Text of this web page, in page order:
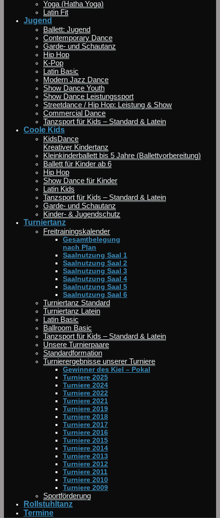
Yoga (Hatha Yoga)
Latin Fit
Jugend
Ballett: Jugend
Contemporary Dance
Garde- und Schautanz
Hip Hop
K-Pop
Latin Basic
Modern Jazz Dance
Show Dance Youth
Show Dance Leistungssport
Streetdance / Hip Hop: Leistung & Show
Commercial Dance
Tanzsport für Kids – Standard & Latein
Coole Kids
KidsDance
Kreativer Kindertanz
Kleinkinderballett bis 5 Jahre (Ballettvorbereitung)
Ballett für Kinder ab 6
Hip Hop
Show Dance für Kinder
Latin Kids
Tanzsport für Kids – Standard & Latein
Garde- und Schautanz
Kinder- & Jugendschutz
Turniertanz
Freitrainingskalender
Gesamtbelegung
nach Plan
Saalnutzung Saal 1
Saalnutzung Saal 2
Saalnutzung Saal 3
Saalnutzung Saal 4
Saalnutzung Saal 5
Saalnutzung Saal 6
Turniertanz Standard
Turniertanz Latein
Latin Basic
Ballroom Basic
Tanzsport für Kids – Standard & Latein
Unsere Turnierpaare
Standardformation
Turnierergebnisse unserer Turniere
Gewinner des Kiel – Pokal
Turniere 2025
Turniere 2024
Turniere 2022
Turniere 2021
Turniere 2019
Turniere 2018
Turniere 2017
Turniere 2016
Turniere 2015
Turniere 2014
Turniere 2013
Turniere 2012
Turniere 2011
Turniere 2010
Turniere 2009
Sportförderung
Rollstuhltanz
Termine